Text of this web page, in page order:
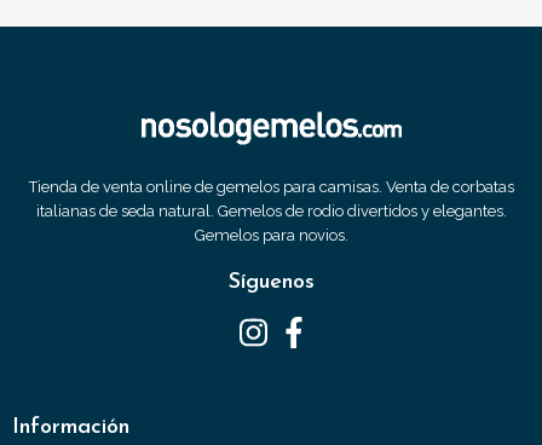
Tienda de venta online de gemelos para camisas. Venta de corbatas
italianas de seda natural. Gemelos de rodio divertidos y elegantes.
Gemelos para novios.
Síguenos
Información